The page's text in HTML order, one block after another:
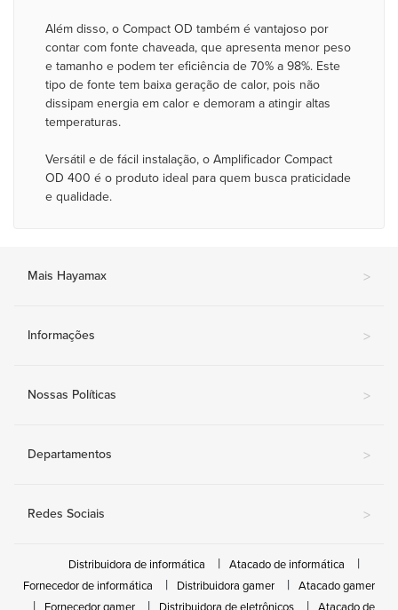
Além disso, o Compact OD também é vantajoso por
contar com fonte chaveada, que apresenta menor peso
e tamanho e podem ter eficiência de 70% a 98%. Este
tipo de fonte tem baixa geração de calor, pois não
dissipam energia em calor e demoram a atingir altas
temperaturas.
Versátil e de fácil instalação, o Amplificador Compact
OD 400 é o produto ideal para quem busca praticidade
e qualidade.
Mais Hayamax >
Informações >
Nossas Políticas >
Departamentos >
Redes Sociais >
Distribuidora de informática
Atacado de informática
Fornecedor de informática
Distribuidora gamer
Atacado gamer